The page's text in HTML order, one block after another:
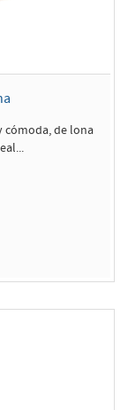
cómoda, de lona